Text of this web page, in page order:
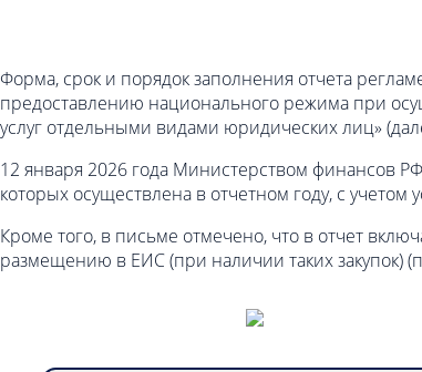
Форма, срок и порядок заполнения отчета
предоставлению национального режима при
услуг отдельными видами юридических лиц»
12 января 2026 года Министерством финансов
которых осуществлена в отчетном году, с
Кроме того, в письме отмечено, что в отчет
размещению в ЕИС (при наличии таких закупок)